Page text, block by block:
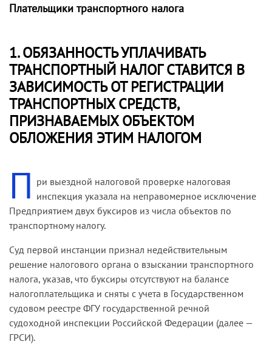
Плательщики транспортного налога
1. ОБЯЗАННОСТЬ УПЛАЧИВАТЬ
ТРАНСПОРТНЫЙ НАЛОГ СТАВИТСЯ В
ЗАВИСИМОСТЬ ОТ РЕГИСТРАЦИИ
ТРАНСПОРТНЫХ СРЕДСТВ,
ПРИЗНАВАЕМЫХ ОБЪЕКТОМ
ОБЛОЖЕНИЯ ЭТИМ НАЛОГОМ
П ри выездной налоговой проверке налоговая
инспекция указала на неправомерное исключение
Предприятием двух буксиров из числа объектов по
транспортному налогу.
Суд первой инстанции признал недействительным
решение налогового органа о взыскании транспортного
налога, указав, что буксиры отсутствуют на балансе
налогоплательщика и сняты с учета в Государственном
судовом реестре ФГУ государственной речной
судоходной инспекции Российской Федерации (далее —
ГРСИ).